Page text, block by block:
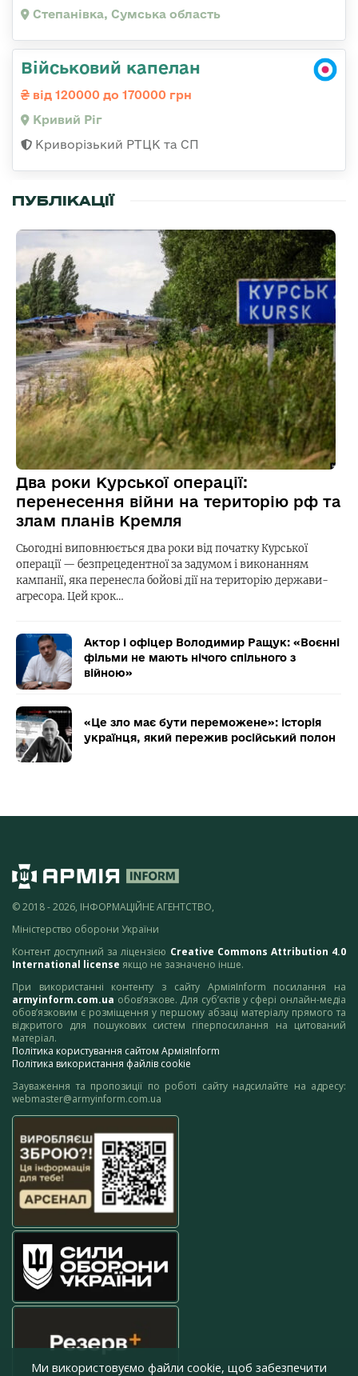
Степанівка, Сумська область
Військовий капелан
від 120000 до 170000 грн
Кривий Ріг
Криворізький РТЦК та СП
ПУБЛІКАЦІЇ
Два роки Курської операції:
перенесення війни на територію рф та
злам планів Кремля
Сьогодні виповнюється два роки від початку Курської
операції — безпрецедентної за задумом і виконанням
кампанії, яка перенесла бойові дії на територію держави-
агресора. Цей крок…
Актор і офіцер Володимир Ращук: «Воєнні
фільми не мають нічого спільного з
війною»
«Це зло має бути переможене»: історія
українця, який пережив російський полон
© 2018 - 2026, ІНФОРМАЦІЙНЕ АГЕНТСТВО,
Міністерство оборони України
Контент доступний за ліцензією Creative Commons Attribution 4.0
International license якщо не зазначено інше.
При використанні контенту з сайту АрміяInform посилання на
armyinform.com.ua обов’язкове. Для суб’єктів у сфері онлайн-медіа
обов’язковим є розміщення у першому абзаці матеріалу прямого та
відкритого для пошукових систем гіперпосилання на цитований
матеріал.
Політика користування сайтом АрміяInform
Політика використання файлів cookie
Зауваження та пропозиції по роботі сайту надсилайте на адресу:
webmaster@armyinform.com.ua
Ми використовуємо файли cookie, щоб забезпечити